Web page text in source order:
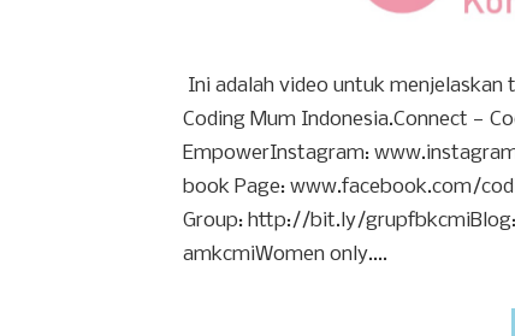
Ini adalah video untuk
Coding Mum Indonesia.Connect —
EmpowerInstagram:
book Page: www.facebook.com/
Group: http://bit.ly/
amkcmiWomen only....